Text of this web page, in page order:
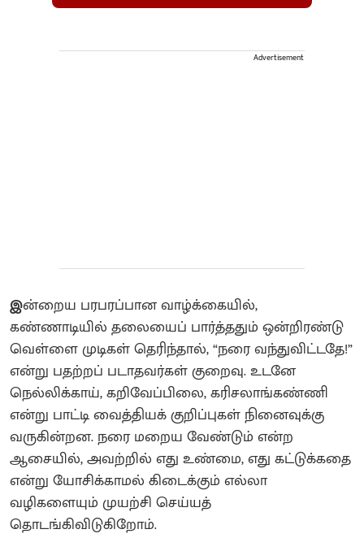
Advertisement
இன்றைய பரபரப்பான வாழ்க்கையில்,
கண்ணாடியில் தலையைப் பார்த்ததும் ஒன்றிரண்டு
வெள்ளை முடிகள் தெரிந்தால், “நரை வந்துவிட்டதே!”
என்று பதற்றப் படாதவர்கள் குறைவு. உடனே
நெல்லிக்காய், கறிவேப்பிலை, கரிசலாங்கண்ணி
என்று பாட்டி வைத்தியக் குறிப்புகள் நினைவுக்கு
வருகின்றன. நரை மறைய வேண்டும் என்ற
ஆசையில், அவற்றில் எது உண்மை, எது கட்டுக்கதை
என்று யோசிக்காமல் கிடைக்கும் எல்லா
வழிகளையும் முயற்சி செய்யத்
தொடங்கிவிடுகிறோம்.